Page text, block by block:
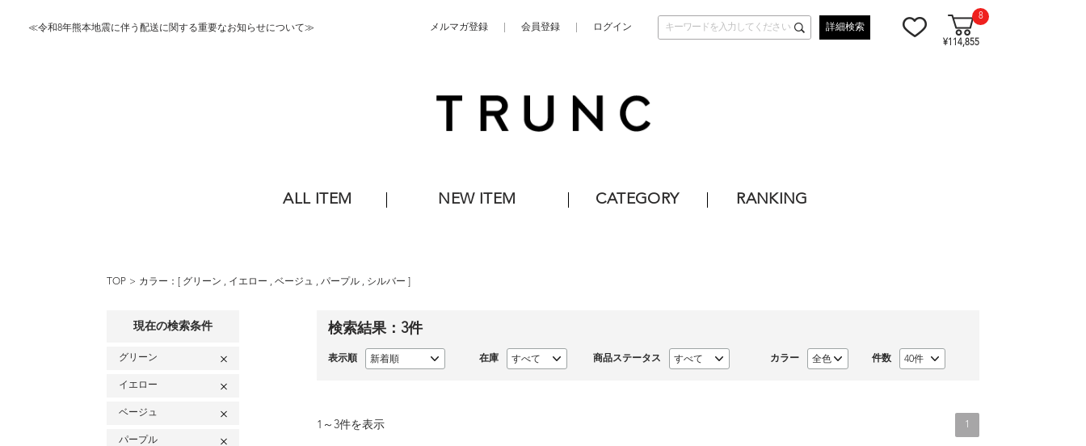
≪令和8年熊本地震に伴う配送に関する重要なお知らせについて≫ メルマガ登録 会員登録 ログイン 詳細検索
8
¥114,855
ALL ITEM NEW ITEM CATEGORY RANKING
TOP カラー：[ グリーン , イエロー , ベージュ , パープル , シルバー
現在の検索条件
グリーン
イエロー
ベージュ
パープル
検索結果： 3件
表示順 在庫 商品ステータス カラー 件数
1 ～ 3件を表示 1